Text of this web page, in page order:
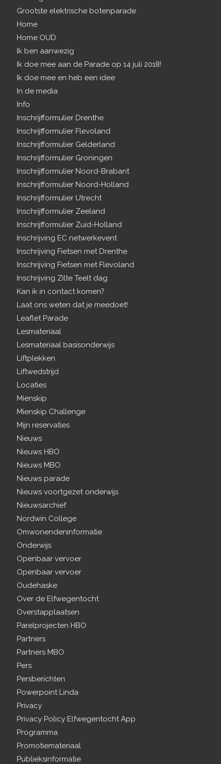
Grootste elektrische botenparade
Home
Home OUD
Ik ben aanwezig
Ik doe mee aan de Parade op 14 juli 2018!
Ik doe mee en heb een idee
In de media
Info
Inschrijfformulier Drenthe
Inschrijfformulier Flevoland
Inschrijfformulier Gelderland
Inschrijfformulier Groningen
Inschrijfformulier Noord-Brabant
Inschrijfformulier Noord-Holland
Inschrijfformulier Utrecht
Inschrijfformulier Zeeland
Inschrijfformulier Zuid-Holland
Inschrijving EC netwerkevent
Inschrijving Fietsen met Drenthe
Inschrijving Fietsen met Flevoland
Inschrijving Zilte Teelt dag
Kan ik in contact komen?
Laat ons weten dat je meedoet!
Leaflet Parade
Lesmateriaal
Lesmateriaal basisonderwijs
Liftplekken
Liftwedstrijd
Locaties
Mienskip
Mienskip Challenge
Mijn reservaties
Nieuws
Nieuws HBO
Nieuws MBO
Nieuws parade
Nieuws voortgezet onderwijs
Nieuwsarchief
Nordwin College
Omwonendeninformatie
Onderwijs
Openbaar vervoer
Openbaar vervoer
Oudehaske
Over de Elfwegentocht
Overstapplaatsen
Parelprojecten HBO
Partners
Partners MBO
Pers
Persberichten
Powerpoint Linda
Privacy
Privacy Policy Elfwegentocht App
Programma
Promotiemateriaal
Publieksinformatie